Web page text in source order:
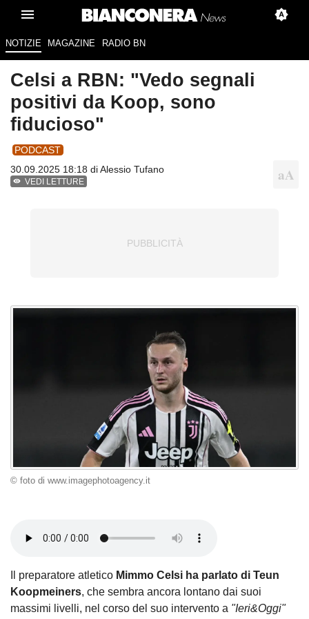
NOTIZIE MAGAZINE RADIO BN
Celsi a RBN: "Vedo segnali
positivi da Koop, sono
fiducioso"
PODCAST
30.09.2025 18:18 diAlessio Tufano
VEDI LETTURE
© foto di www.imagephotoagency.it
Il preparatore atletico Mimmo Celsi ha parlato di Teun
Koopmeiners, che sembra ancora lontano dai suoi
massimi livelli, nel corso del suo intervento a "Ieri&Oggi"